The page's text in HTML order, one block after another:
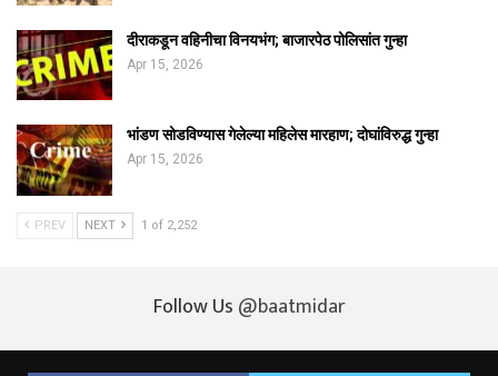
दीराकडून वहिनीचा विनयभंग; बाजारपेठ पोलिसांत गुन्हा
Apr 15, 2026
भांडण सोडविण्यास गेलेल्या महिलेस मारहाण; दोघांविरुद्ध गुन्हा
Apr 15, 2026
PREV NEXT 1 of 2,252
Follow Us @baatmidar